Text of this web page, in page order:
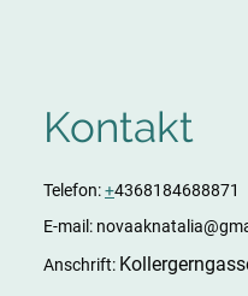
Kontakt
Telefon:+4368184688871
E-mail:
Anschrift: